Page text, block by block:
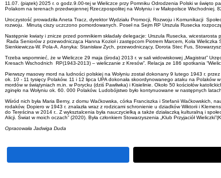
11.07. (piątek) 2025 r. o godz.9.00-tej w Wieliczce przy Pomniku Odrodzenia Polski w święto
Polakom na terenach przedwojennej Rzeczpospolitej na Wołyniu i w Małopolsce
Uroczystość prowadziła Aneta Tracz, dyrektor Wydziału Promocji, Rozwoju i Komunikacji
rozwoju. Minutą ciszy uczczono pomordowanych. Poseł na Sejm RP Urszula Rusecka
Następnie kwiaty i znicze przed pomnikiem składały delegacje: Urszula Rusecka,
Rada Seniorów z przewodnicząca Hanna Kozioł i zastępcom Piotrem Marcem, Koła
Sienkiewicza-W. Pola-A. Asnyka: Stanisław Zych, przewodniczący, Dorota Stec Fus,
Trzeba wspomnieć, że w Wieliczce 29 maja (środa) 2013 r. w sali widowiskowej „Magistrat”
Kresach Wschodnich RP(1943-2013) – wieliczanie z Kresów”. Relacja ze 186 spotkania
Pierwszy masowy mord na ludności polskiej na Wołyniu został dokonany 9 lutego 1943 r.
ok. 10 - 11 tysięcy Polaków. 11 i 12 lipca UPA dokonała skoordynowanego ataku na Polaków
mordów w świątyniach m.in. w Porycku (dziś Pawliwka) i Kisielinie. Około 50 kościołów
zginęło na Wołyniu ok. 60. 000 Polaków. Ludobójstwo było kontynuowane w następnych
Wśród nich była Maria Berny, z domu Waćkowska, córka Franciszka i Stefanii Waćkowskich,
rodaków. Dopiero w 1943 r. znalazła wraz z rodzicami schronienie u dziadków Wiktorii i
do Tereścina w 2014 r.. Z wyksztalcenia była nauczycielką a także działaczką kulturalną i
Alicji. Świat w moich oczach” (2020). Była członkiem Stowarzyszenia „Klub Przyjaciół
Opracowała Jadwiga Duda